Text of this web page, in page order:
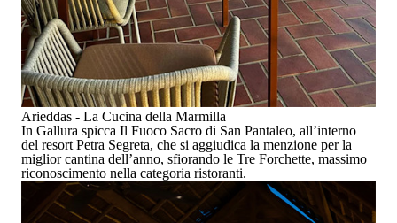
Arieddas - La Cucina della Marmilla
In Gallura spicca Il Fuoco Sacro di San Pantaleo, all’interno
del resort Petra Segreta, che si aggiudica la menzione per la
miglior cantina dell’anno, sfiorando le Tre Forchette, massimo
riconoscimento nella categoria ristoranti.